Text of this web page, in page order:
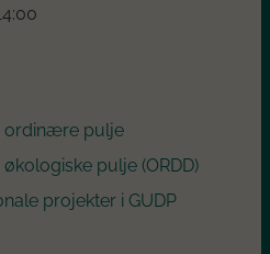
ordinære pulje
pulje (ORDD)
projekter i GUDP